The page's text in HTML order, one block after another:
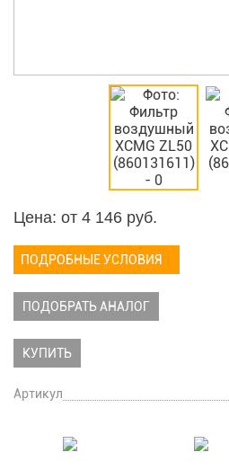
Цена: от 4 146 руб.
ПОДРОБНЫЕ УСЛОВИЯ
ПОДОБРАТЬ АНАЛОГ
КУПИТЬ
Артикул